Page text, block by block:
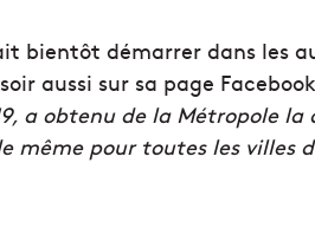
bientôt démarrer dans les
aussi sur sa page
a obtenu de la Métropole
même pour toutes les villes